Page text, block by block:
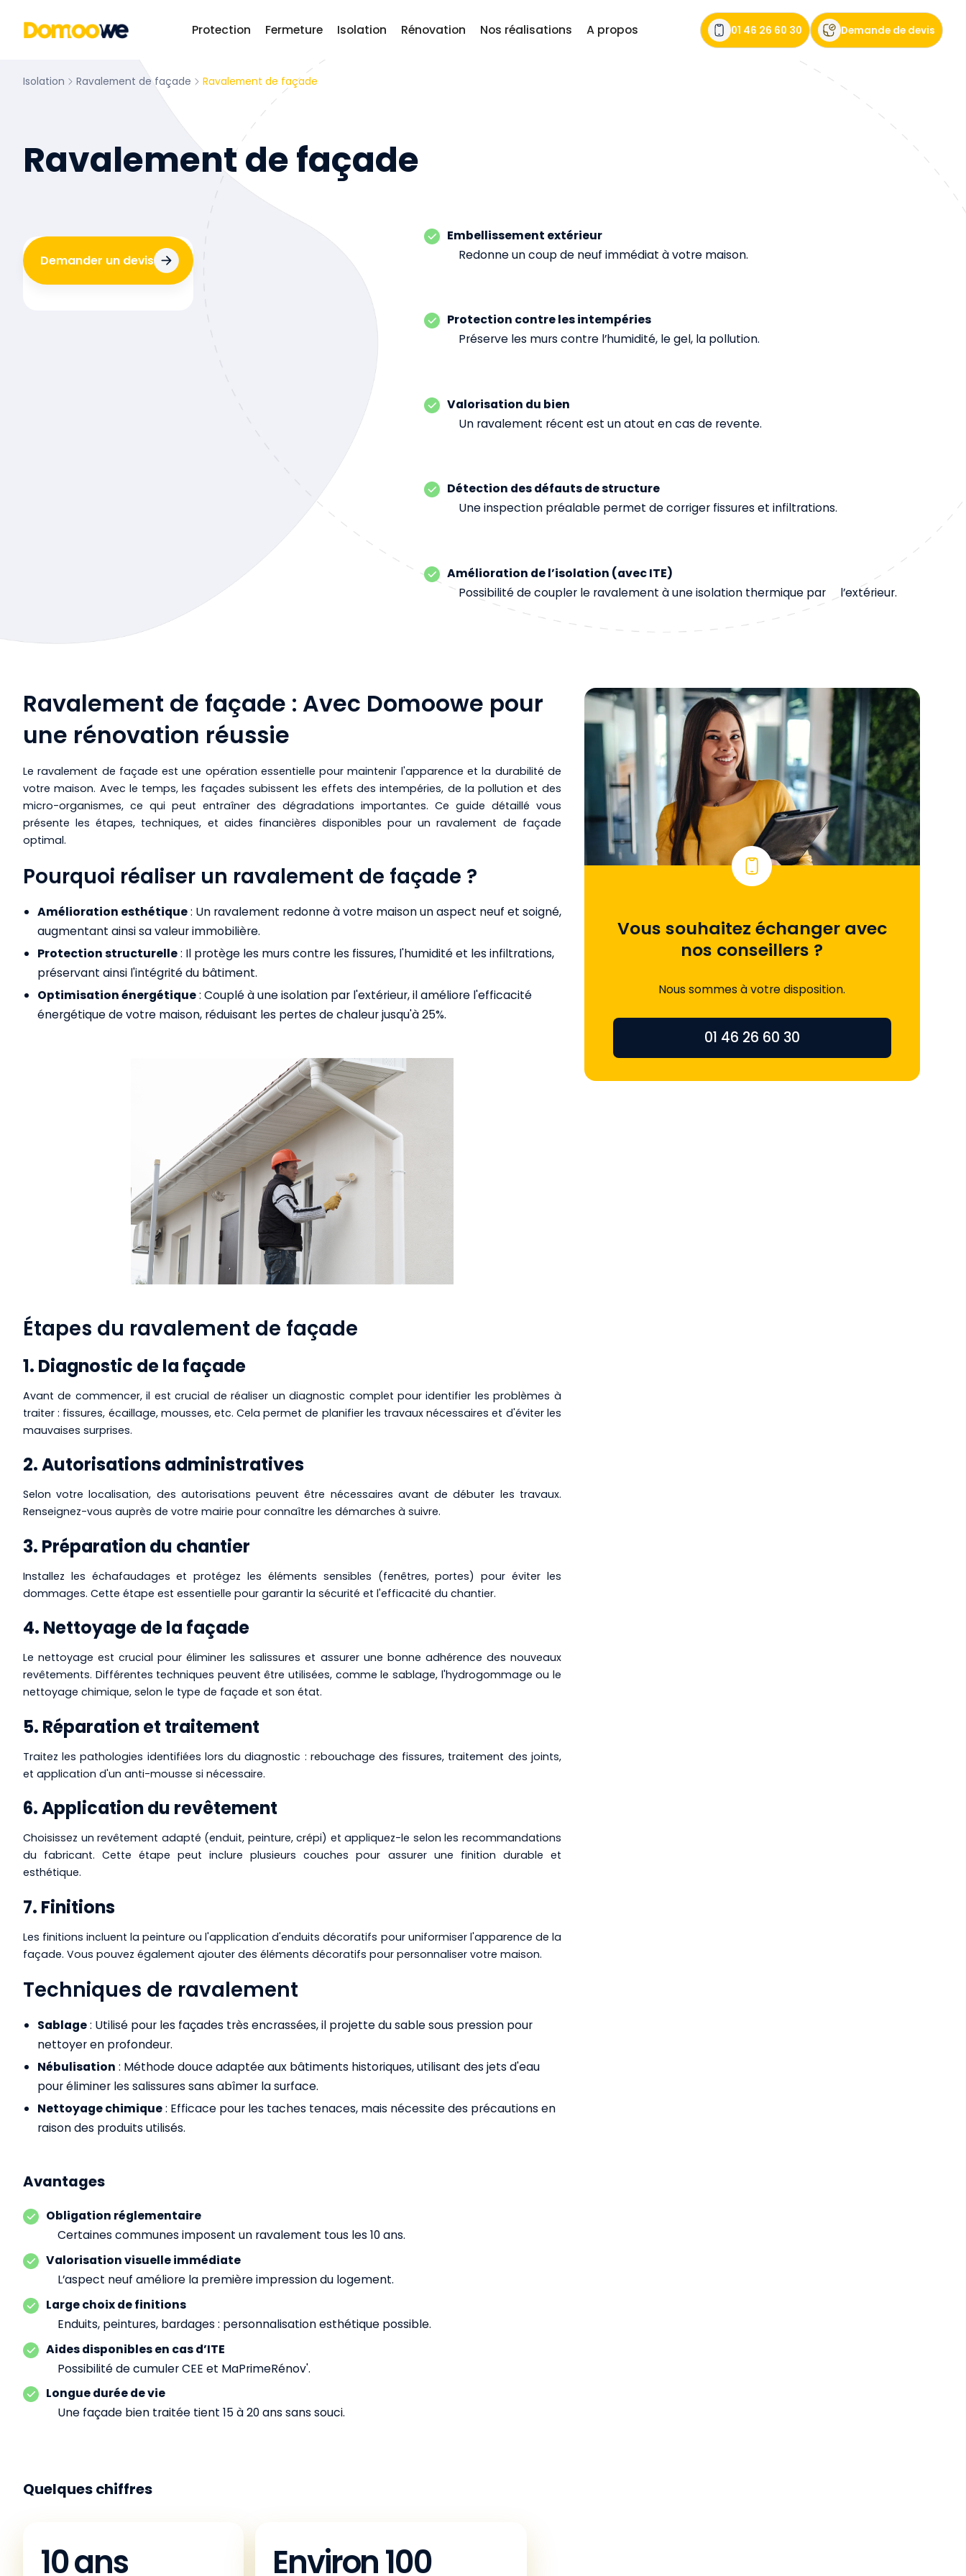
Protection Fermeture Isolation Rénovation Nos réalisations A propos 01 46 26 60 30 Demande de devis
Isolation Ravalement de façade Ravalement de façade
Ravalement de façade
Demander un devis
Embellissement extérieur
Redonne un coup de neuf immédiat à votre maison.
Protection contre les intempéries
Préserve les murs contre l’humidité, le gel, la pollution.
Valorisation du bien
Un ravalement récent est un atout en cas de revente.
Détection des défauts de structure
Une inspection préalable permet de corriger fissures et infiltrations.
Amélioration de l’isolation (avec ITE)
Possibilité de coupler le ravalement à une isolation thermique par l’extérieur.
Ravalement de façade : Avec Domoowe pour
une rénovation réussie
Le ravalement de façade est une opération essentielle pour maintenir l'apparence et la durabilité de
votre maison. Avec le temps, les façades subissent les effets des intempéries, de la pollution et des
micro-organismes, ce qui peut entraîner des dégradations importantes. Ce guide détaillé vous
présente les étapes, techniques, et aides financières disponibles pour un ravalement de façade
optimal.
Pourquoi réaliser un ravalement de façade ?
Amélioration esthétique: Un ravalement redonne à votre maison un aspect neuf et soigné,
augmentant ainsi sa valeur immobilière.
Protection structurelle: Il protège les murs contre les fissures, l'humidité et les infiltrations,
préservant ainsi l'intégrité du bâtiment.
Optimisation énergétique: Couplé à une isolation par l'extérieur, il améliore l'efficacité
énergétique de votre maison, réduisant les pertes de chaleur jusqu'à 25%.
Étapes du ravalement de façade
1. Diagnostic de la façade
Avant de commencer, il est crucial de réaliser un diagnostic complet pour identifier les problèmes à
traiter : fissures, écaillage, mousses, etc. Cela permet de planifier les travaux nécessaires et d'éviter les
mauvaises surprises.
2. Autorisations administratives
Selon votre localisation, des autorisations peuvent être nécessaires avant de débuter les travaux.
Renseignez-vous auprès de votre mairie pour connaître les démarches à suivre.
3. Préparation du chantier
Installez les échafaudages et protégez les éléments sensibles (fenêtres, portes) pour éviter les
dommages. Cette étape est essentielle pour garantir la sécurité et l'efficacité du chantier.
4. Nettoyage de la façade
Le nettoyage est crucial pour éliminer les salissures et assurer une bonne adhérence des nouveaux
revêtements. Différentes techniques peuvent être utilisées, comme le sablage, l'hydrogommage ou le
nettoyage chimique, selon le type de façade et son état.
5. Réparation et traitement
Traitez les pathologies identifiées lors du diagnostic : rebouchage des fissures, traitement des joints,
et application d'un anti-mousse si nécessaire.
6. Application du revêtement
Choisissez un revêtement adapté (enduit, peinture, crépi) et appliquez-le selon les recommandations
du fabricant. Cette étape peut inclure plusieurs couches pour assurer une finition durable et
esthétique.
7. Finitions
Les finitions incluent la peinture ou l'application d'enduits décoratifs pour uniformiser l'apparence de la
façade. Vous pouvez également ajouter des éléments décoratifs pour personnaliser votre maison.
Techniques de ravalement
Sablage: Utilisé pour les façades très encrassées, il projette du sable sous pression pour
nettoyer en profondeur.
Nébulisation : Méthode douce adaptée aux bâtiments historiques, utilisant des jets d'eau
pour éliminer les salissures sans abîmer la surface.
Nettoyage chimique: Efficace pour les taches tenaces, mais nécessite des précautions en
raison des produits utilisés.
Avantages
Obligation réglementaire
Certaines communes imposent un ravalement tous les 10 ans.
Valorisation visuelle immédiate
L’aspect neuf améliore la première impression du logement.
Large choix de finitions
Enduits, peintures, bardages : personnalisation esthétique possible.
Aides disponibles en cas d’ITE
Possibilité de cumuler CEE et MaPrimeRénov'.
Longue durée de vie
Une façade bien traitée tient 15 à 20 ans sans souci.
Quelques chiffres
10 ans Environ 100
Vous souhaitez échanger avec
nos conseillers ?
Nous sommes à votre disposition.
01 46 26 60 30